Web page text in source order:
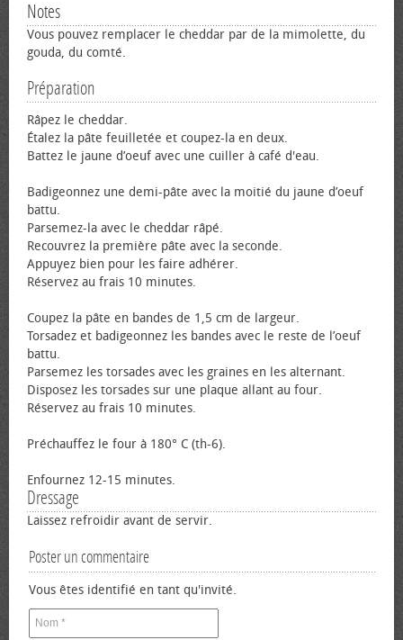
Notes
Vous pouvez remplacer le cheddar par de la mimolette, du
gouda, du comté.
Préparation
Râpez le cheddar.
Étalez la pâte feuilletée et coupez-la en deux.
Battez le jaune d’œuf avec une cuiller à café d'eau.
Badigeonnez une demi-pâte avec la moitié du jaune d’œuf
battu.
Parsemez-la avec le cheddar râpé.
Recouvrez la première pâte avec la seconde.
Appuyez bien pour les faire adhérer.
Réservez au frais 10 minutes.
Coupez la pâte en bandes de 1,5 cm de largeur.
Torsadez et badigeonnez les bandes avec le reste de l’œuf
battu.
Parsemez les torsades avec les graines en les alternant.
Disposez les torsades sur une plaque allant au four.
Réservez au frais 10 minutes.
Préchauffez le four à 180° C (th-6).
Enfournez 12-15 minutes.
Dressage
Laissez refroidir avant de servir.
Poster un commentaire
Vous êtes identifié en tant qu'invité.